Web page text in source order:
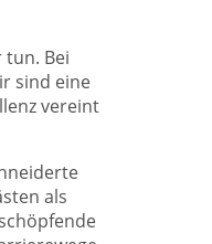
Bei
sind eine
vereint
als